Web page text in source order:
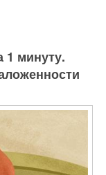
1 минуту.